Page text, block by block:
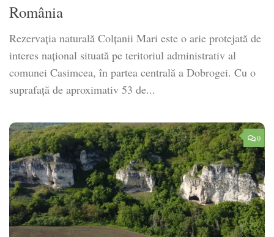
România
Rezervația naturală Colțanii Mari este o arie protejată de
interes național situată pe teritoriul administrativ al
comunei Casimcea, în partea centrală a Dobrogei. Cu o
suprafață de aproximativ 53 de...
0